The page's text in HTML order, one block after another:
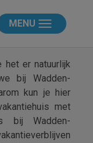
MENU
het er natuurlijk
bij Wadden-
kun je hier
met
bij Wadden-